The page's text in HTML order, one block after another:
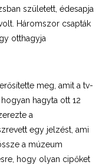
született, édesapja
Háromszor csapták
otthagyja
meg, amit a tv-
hagyta ott 12
a
egy jelzést, ami
a múzeum
hogy olyan cipőket